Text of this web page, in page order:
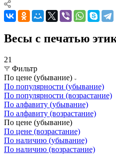
Весы с печатью
21
Фильтр
По цене (убывание)
По популярности (убывание)
По популярности (возрастание)
По алфавиту (убывание)
По алфавиту (возрастание)
По цене (убывание)
По цене (возрастание)
По наличию (убывание)
По наличию (возрастание)